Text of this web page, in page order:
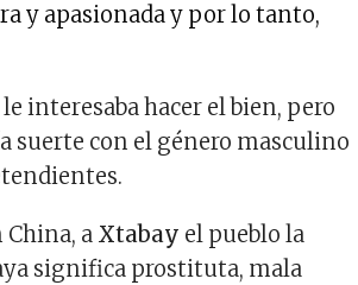
y apasionada y por lo tanto,
interesaba hacer el bien, pero
suerte con el género masculino
China, a Xtabay el pueblo la
significa prostituta, mala